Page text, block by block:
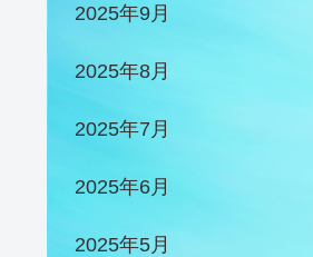
2025年9月
2025年8月
2025年7月
2025年6月
2025年5月